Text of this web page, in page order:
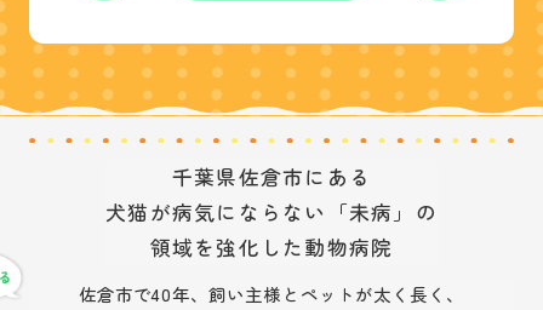
千葉県佐倉市にある
犬猫が病気にならない「未病」の
領域を強化した動物病院
佐倉市で40年、飼い主様とペットが太く長く、